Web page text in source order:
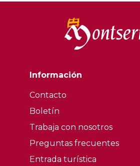
Información
Contacto
Boletín
Trabaja con nosotros
Preguntas frecuentes
Entrada turística